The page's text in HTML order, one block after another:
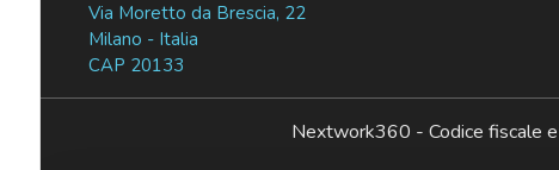
Via Moretto da Brescia, 22
Milano - Italia
CAP 20133
Nextwork360 - Codice fiscale